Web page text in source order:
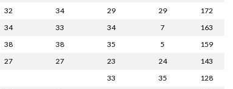
32 34 29 29
172
34 33 34 7
163
38 38 35 5
159
27 27 23 24
143
33 35
128